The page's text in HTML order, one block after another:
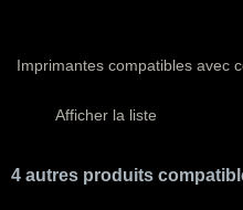
Imprimantes compatibles avec
Afficher la liste
4 autres produits